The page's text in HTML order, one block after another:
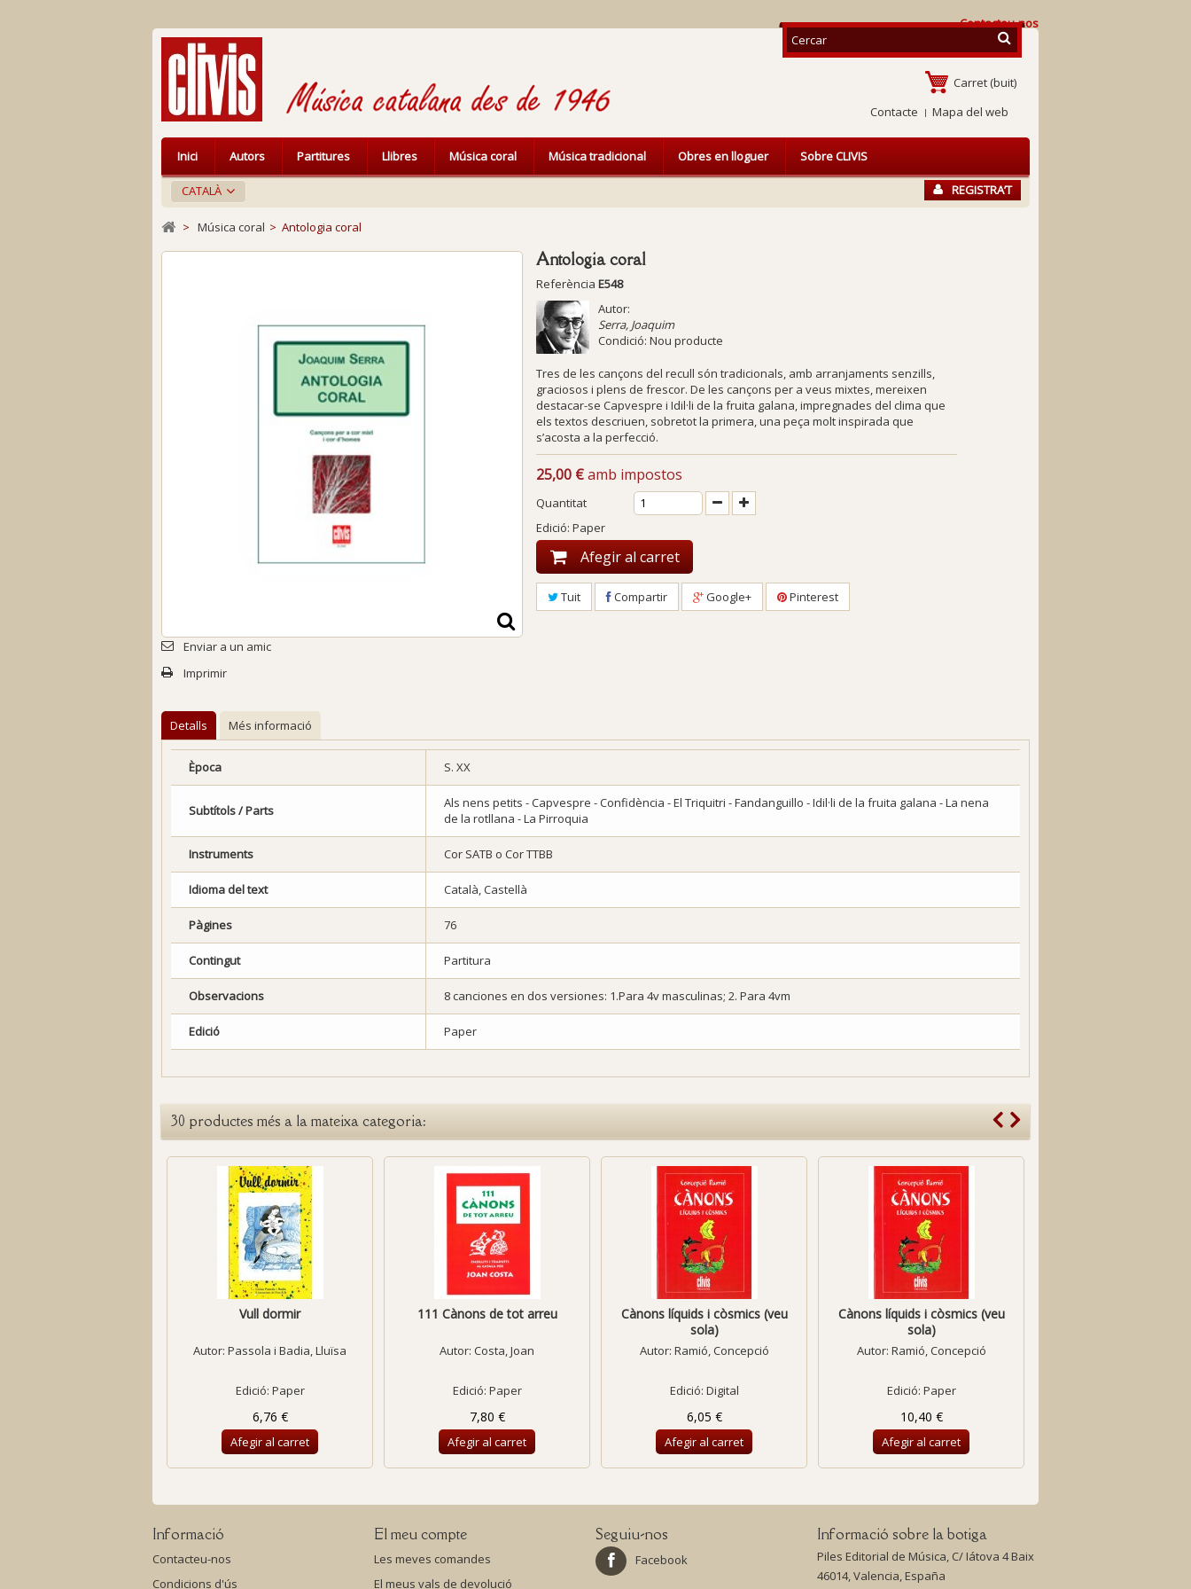
Contacteu-nos
Carret (buit)
Contacte
Mapa del web
CATALÀ REGISTRA’T
Inici Autors Partitures Llibres Música coral Música tradicional Obres en lloguer Sobre CLIVIS
> Música coral > Antologia coral
Enviar a un amic
Imprimir
Antologia coral
Referència E548
Autor:
Serra, Joaquim
Condició: Nou producte
Tres de les cançons del recull són tradicionals, amb arranjaments senzills,
graciosos i plens de frescor. De les cançons per a veus mixtes, mereixen
destacar-seCapvespre iIdil·li de la fruita galana, impregnades del clima que
els textos descriuen, sobretot la primera, una peça molt inspirada que
s’acosta a la perfecció.
25,00 €amb impostos
Quantitat
Edició: Paper
Afegir al carret
Tuit Compartir Google+ Pinterest
Detalls Més informació
Època S. XX
Subtítols / Parts
Als nens petits - Capvespre - Confidència - El Triquitri - Fandanguillo - Idil·li de la fruita galana - La nena
de la rotllana - La Pirroquia
Instruments Cor SATB o Cor TTBB
Idioma del text Català, Castellà
Pàgines 76
Contingut Partitura
Observacions 8 canciones en dos versiones: 1.Para 4v masculinas; 2. Para 4vm
Edició Paper
30 productes més a la mateixa categoria:
Vull dormir
Autor: Passola i Badia, Lluïsa
Edició: Paper
6,76 €
Afegir al carret
111 Cànons de tot arreu
Autor: Costa, Joan
Edició: Paper
7,80 €
Afegir al carret
Cànons líquids i còsmics (veu
sola)
Autor: Ramió, Concepció
Edició: Digital
6,05 €
Afegir al carret
Cànons líquids i còsmics (veu
sola)
Autor: Ramió, Concepció
Edició: Paper
10,40 €
Afegir al carret
Informació
Contacteu-nos
Condicions d'ús
El meu compte
Les meves comandes
El meus vals de devolució
Seguiu-nos
Facebook
Informació sobre la botiga
Piles Editorial de Música, C/ Iátova 4 Baix
46014, Valencia, España